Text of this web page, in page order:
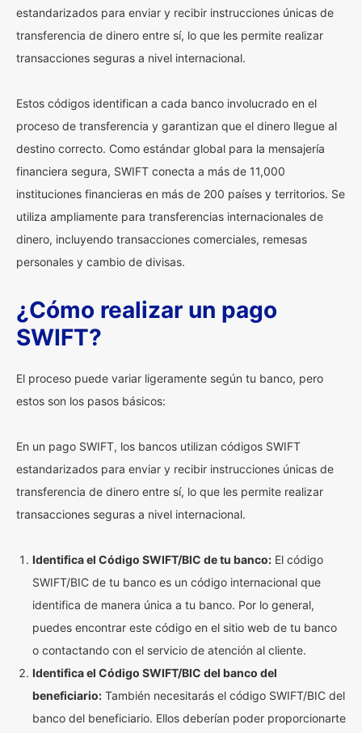
estandarizados para enviar y recibir instrucciones únicas de
transferencia de dinero entre sí, lo que les permite realizar
transacciones seguras a nivel internacional.
Estos códigos identifican a cada banco involucrado en el
proceso de transferencia y garantizan que el dinero llegue al
destino correcto. Como estándar global para la mensajería
financiera segura, SWIFT conecta a más de 11,000
instituciones financieras en más de 200 países y territorios. Se
utiliza ampliamente para transferencias internacionales de
dinero, incluyendo transacciones comerciales, remesas
personales y cambio de divisas.
¿Cómo realizar un pago
SWIFT?
El proceso puede variar ligeramente según tu banco, pero
estos son los pasos básicos:
En un pago SWIFT, los bancos utilizan códigos SWIFT
estandarizados para enviar y recibir instrucciones únicas de
transferencia de dinero entre sí, lo que les permite realizar
transacciones seguras a nivel internacional.
Identifica el Código SWIFT/BIC de tu banco: El código
SWIFT/BIC de tu banco es un código internacional que
identifica de manera única a tu banco. Por lo general,
puedes encontrar este código en el sitio web de tu banco
o contactando con el servicio de atención al cliente.
Identifica el Código SWIFT/BIC del banco del
beneficiario: También necesitarás el código SWIFT/BIC del
banco del beneficiario. Ellos deberían poder proporcionarte